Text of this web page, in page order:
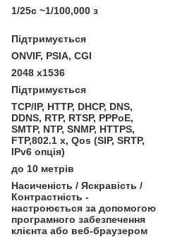
1/25с ~1/100,000 з
Підтримується
ONVIF, PSIA, CGI
2048 х1536
Підтримується
TCP/IP, HTTP, DHCP, DNS,
DDNS, RTP, RTSP, PPPoE,
SMTP, NTP, SNMP, HTTPS,
FTP,802.1 x, Qos (SIP, SRTP,
IPv6 опція)
до 10 метрів
Насиченість / Яскравість /
Контрастність -
настроюється за допомогою
програмного забезпечення
клієнта або веб-браузером